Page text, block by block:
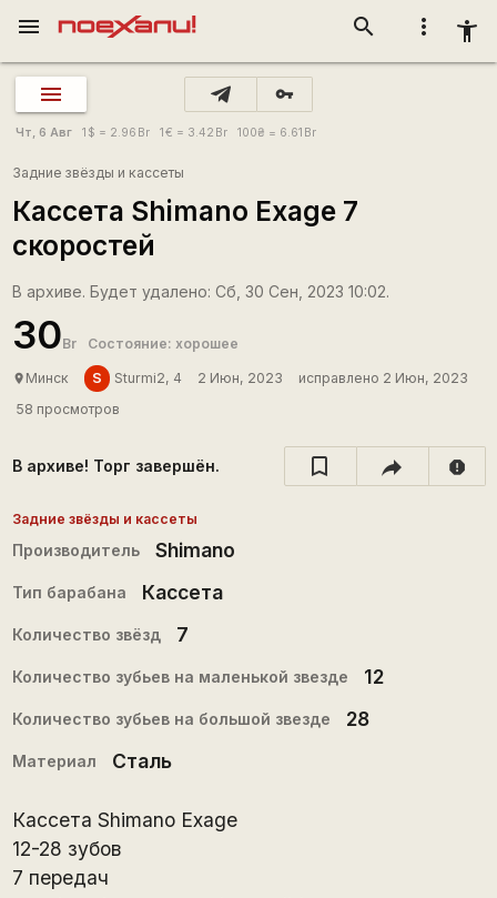
more_vert accessibility_new
search
menu
vpn_key
Чт, 6 Авг 1 $ = 2.96 Br 1€ = 3.42 Br 100₴ = 6.61 Br
Задние звёзды и кассеты
Кассета Shimano Exage 7
скоростей
В архиве. Будет удалено: Сб, 30 Сен, 2023 10:02.
30Br Состояние: хорошее
place Минск S Sturmi2, 4 2 Июн, 2023
исправлено 2 Июн, 2023
58 просмотров
В архиве! Торг завершён. report
Задние звёзды и кассеты
Производитель Shimano
Тип барабана Кассета
Количество звёзд 7
Количество зубьев на маленькой звезде 12
Количество зубьев на большой звезде 28
Материал Сталь
Кассета Shimano Exage
12-28 зубов
7 передач